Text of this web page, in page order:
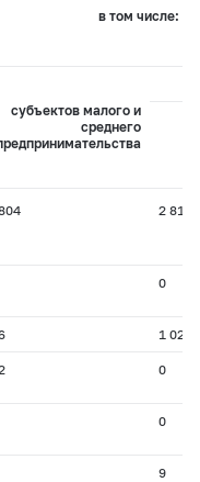
в том числе:
субъектов малого и
среднего
2 817
0
1 024
0
0
9